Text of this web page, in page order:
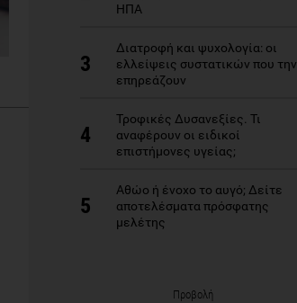
ΗΠΑ
3
Διατροφή και ψυχολογία: οι
ελλείψεις συστατικών που την
επηρεάζουν
4
Τροφικές Δυσανεξίες. Τι
αναφέρουν οι ειδικοί
επιστήμονες υγείας;
5
Αθώο ή ένοχο το αυγό; Δείτε
αποτελέσματα πρόσφατης
μελέτης
Προβολή